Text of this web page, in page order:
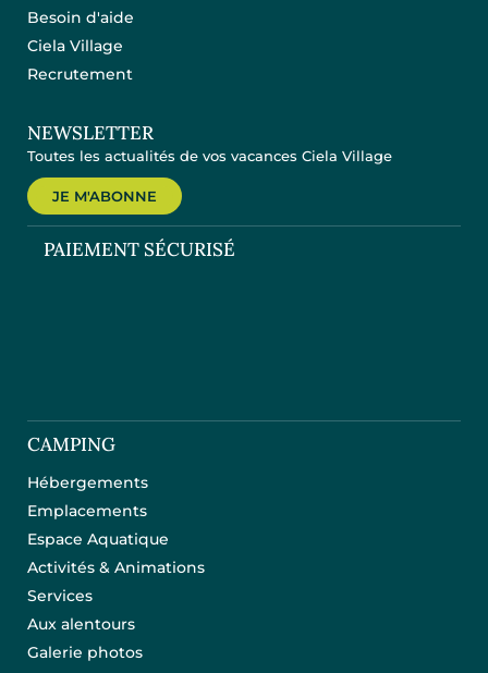
Besoin d'aide
Ciela Village
Recrutement
NEWSLETTER
Toutes les actualités de vos vacances Ciela Village
JE M'ABONNE
PAIEMENT SÉCURISÉ
CAMPING
Hébergements
Emplacements
Espace Aquatique
Activités & Animations
Services
Aux alentours
Galerie photos